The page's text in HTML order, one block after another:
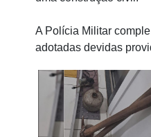
A Polícia Militar
adotadas devidas